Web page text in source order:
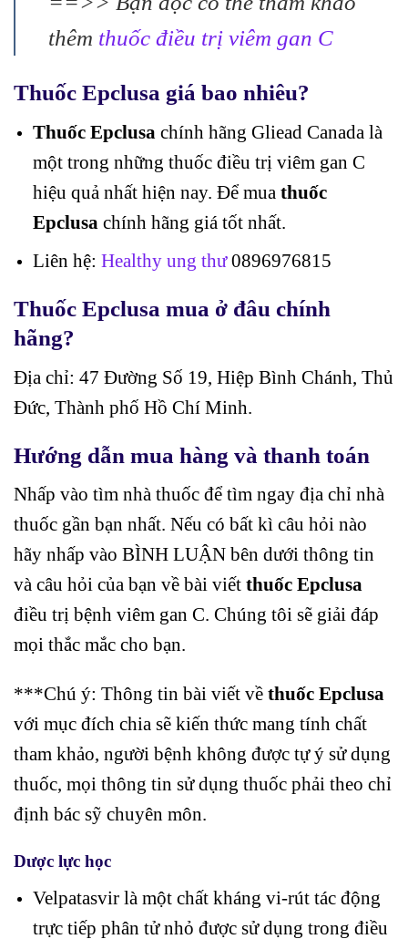
thêm thuốc điều trị viêm gan C
Thuốc Epclusa giá bao nhiêu?
Thuốc Epclusa chính hãng Gliead Canada là
một trong những thuốc điều trị viêm gan C
hiệu quả nhất hiện nay. Để mua thuốc
Epclusa chính hãng giá tốt nhất.
Liên hệ: Healthy ung thư0896976815
Thuốc Epclusa mua ở đâu chính
hãng?
Địa chỉ: 47 Đường Số 19, Hiệp Bình Chánh, Thủ
Đức, Thành phố Hồ Chí Minh.
Hướng dẫn mua hàng và thanh toán
Nhấp vào tìm nhà thuốc để tìm ngay địa chỉ nhà
thuốc gần bạn nhất. Nếu có bất kì câu hỏi nào
hãy nhấp vào BÌNH LUẬN bên dưới thông tin
và câu hỏi của bạn về bài viết thuốc Epclusa
điều trị bệnh viêm gan C. Chúng tôi sẽ giải đáp
mọi thắc mắc cho bạn.
***Chú ý: Thông tin bài viết về thuốc Epclusa
với mục đích chia sẽ kiến thức mang tính chất
tham khảo, người bệnh không được tự ý sử dụng
thuốc, mọi thông tin sử dụng thuốc phải theo chỉ
định bác sỹ chuyên môn.
Dược lực học
Velpatasvir là một chất kháng vi-rút tác động
trực tiếp phân tử nhỏ được sử dụng trong điều